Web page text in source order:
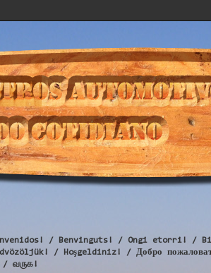
/ Benvinguts! / Ongi etorri! /
/ Hoşgeldiniz! / Добро
/ வருக!